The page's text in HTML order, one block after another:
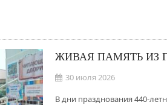
ЖИВАЯ ПАМЯТЬ ИЗ
30 июля 2026
В дни празднования 440-